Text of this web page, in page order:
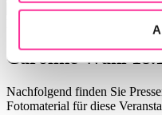
Caroline Wahl
Nachfolgend finden Sie
Fotomaterial für diese